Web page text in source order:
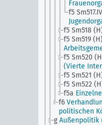
f5
f5 Sm518
f5 Sm519 (H)
f5 Sm520
(Vierte
f5 Sm521
f5 Sm522
f5a
f6
politischen
g Außenpolitik